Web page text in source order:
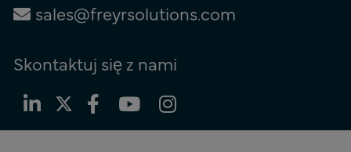
sales@freyrsolutions.com
Skontaktuj się z nami